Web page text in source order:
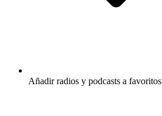
Añadir radios y podcasts a favoritos